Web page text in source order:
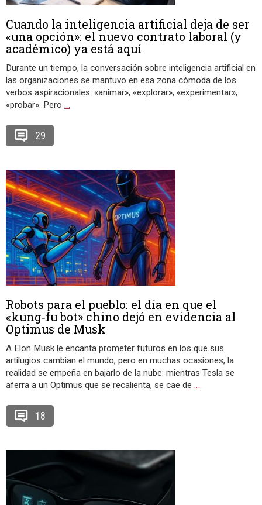
Cuando la inteligencia artificial deja de ser
«una opción»: el nuevo contrato laboral (y
académico) ya está aquí
Durante un tiempo, la conversación sobre inteligencia artificial en
las organizaciones se mantuvo en esa zona cómoda de los
verbos aspiracionales: «animar», «explorar», «experimentar»,
«probar». Pero …
29
Robots para el pueblo: el día en que el
«kung‑fu bot» chino dejó en evidencia al
Optimus de Musk
A Elon Musk le encanta prometer futuros en los que sus
artilugios cambian el mundo, pero en muchas ocasiones, la
realidad se empeña en bajarlo de la nube: mientras Tesla se
aferra a un Optimus que se recalienta, se cae de …
18